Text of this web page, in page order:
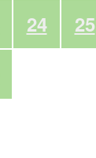
24 25